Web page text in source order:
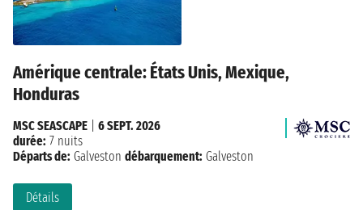
Amérique centrale: États Unis, Mexique,
Honduras
Détails
MSC SEASCAPE
6 SEPT. 2026
durée: 7 nuits
Départs de: Galveston débarquement: Galveston